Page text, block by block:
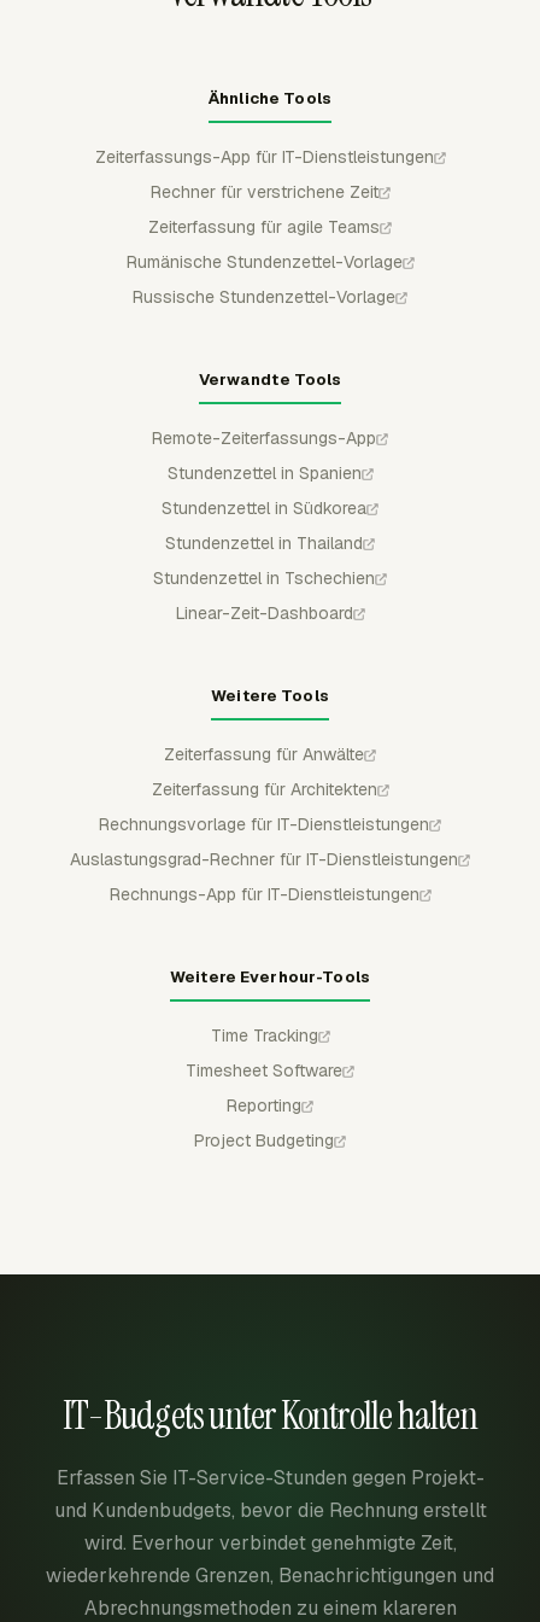
Ähnliche Tools
Zeiterfassungs-App für IT-Dienstleistungen
Rechner für verstrichene Zeit
Zeiterfassung für agile Teams
Rumänische Stundenzettel-Vorlage
Russische Stundenzettel-Vorlage
Verwandte Tools
Remote-Zeiterfassungs-App
Stundenzettel in Spanien
Stundenzettel in Südkorea
Stundenzettel in Thailand
Stundenzettel in Tschechien
Linear-Zeit-Dashboard
Weitere Tools
Zeiterfassung für Anwälte
Zeiterfassung für Architekten
Rechnungsvorlage für IT-Dienstleistungen
Auslastungsgrad-Rechner für IT-Dienstleistungen
Rechnungs-App für IT-Dienstleistungen
Weitere Everhour-Tools
Time Tracking
Timesheet Software
Reporting
Project Budgeting
IT-Budgets unter Kontrolle halten
Erfassen Sie IT-Service-Stunden gegen Projekt-
und Kundenbudgets, bevor die Rechnung erstellt
wird. Everhour verbindet genehmigte Zeit,
wiederkehrende Grenzen, Benachrichtigungen und
Abrechnungsmethoden zu einem klareren